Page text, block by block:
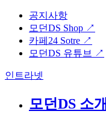
공지사항
모던DS Shop ↗
카페24 Sotre ↗
모던DS 유튜브 ↗
인트라넷
모던DS 소개